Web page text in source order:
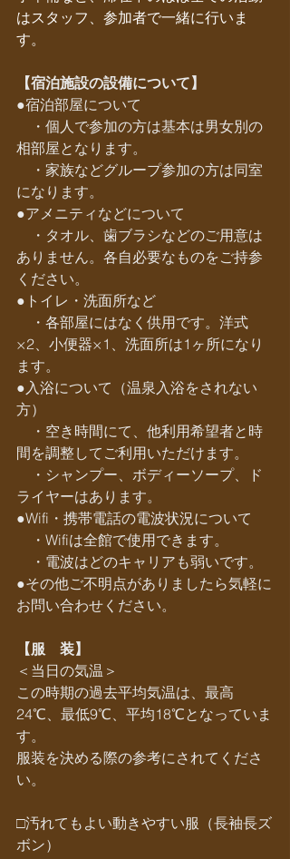
はスタッフ、参加者で一緒に行いま
す。
【宿泊施設の設備について】
●宿泊部屋について
・個人で参加の方は基本は男女別の
相部屋となります。
・家族などグループ参加の方は同室
になります。
●アメニティなどについて
・タオル、歯ブラシなどのご用意は
ありません。各自必要なものをご持参
ください。
●トイレ・洗面所など
・各部屋にはなく供用です。洋式
×2、小便器×1、洗面所は1ヶ所になり
ます。
●入浴について（温泉入浴をされない
方）
・空き時間にて、他利用希望者と時
間を調整してご利用いただけます。
・シャンプー、ボディーソープ、ド
ライヤーはあります。
●Wifi・携帯電話の電波状況について
・Wifiは全館で使用できます。
・電波はどのキャリアも弱いです。
●その他ご不明点がありましたら気軽に
お問い合わせください。
【服　装】
＜当日の気温＞
この時期の過去平均気温は、最高
24℃、最低9℃、平均18℃となっていま
す。
服装を決める際の参考にされてくださ
い。
□汚れてもよい動きやすい服（長袖長ズ
ボン）